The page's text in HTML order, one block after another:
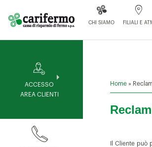
CHI SIAMO FILIALI E
ACCESSO
AREA CLIENTI
Home »
Il Cliente può